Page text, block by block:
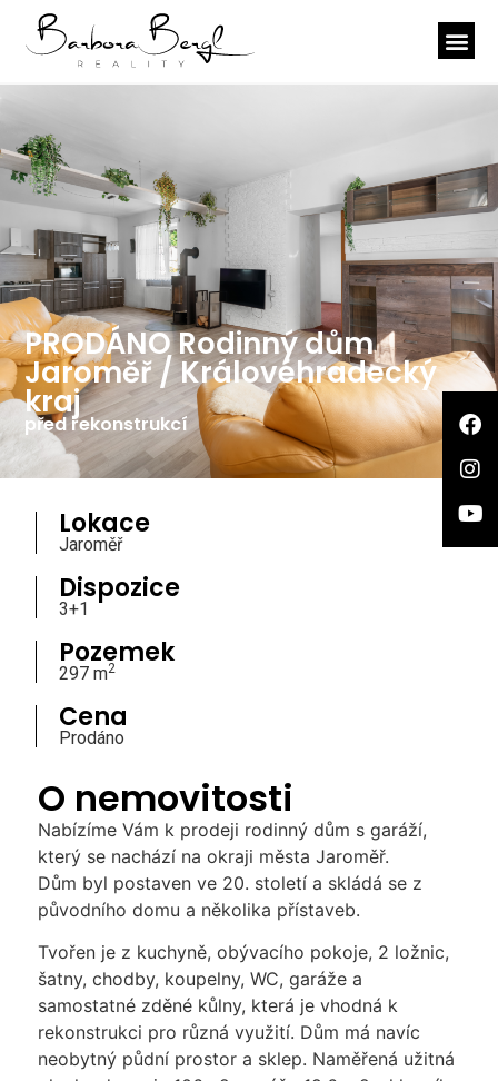
PRODÁNO Rodinný dům
Jaroměř / Královéhradecký
kraj
před rekonstrukcí
Lokace
Jaroměř
Dispozice
3+1
Pozemek
297 m2
Cena
Prodáno
O nemovitosti
Nabízíme Vám k prodeji rodinný dům s garáží,
který se nachází na okraji města Jaroměř.
Dům byl postaven ve 20. století a skládá se z
původního domu a několika přístaveb.
Tvořen je z kuchyně, obývacího pokoje, 2 ložnic,
šatny, chodby, koupelny, WC, garáže a
samostatné zděné kůlny, která je vhodná k
rekonstrukci pro různá využití. Dům má navíc
neobytný půdní prostor a sklep. Naměřená užitná